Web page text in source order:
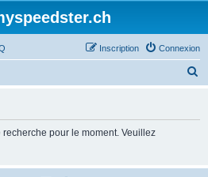
Connexion
Inscription
pour le moment. Veuillez